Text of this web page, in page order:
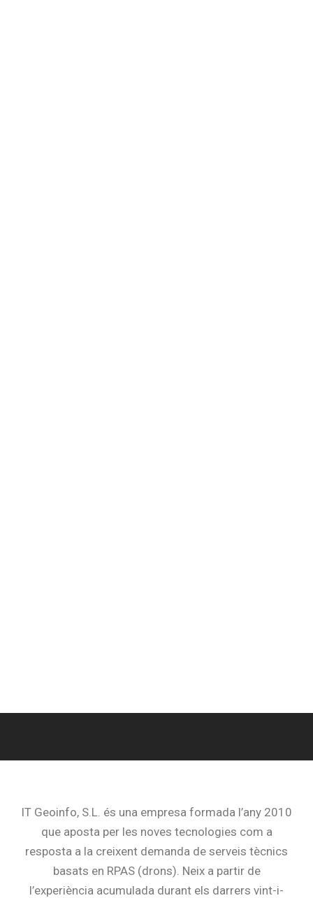
IT Geoinfo, S.L. és una empresa formada l’any 2010
que aposta per les noves tecnologies com a
resposta a la creixent demanda de serveis tècnics
basats en RPAS (drons). Neix a partir de
l’experiència acumulada durant els darrers vint-i-